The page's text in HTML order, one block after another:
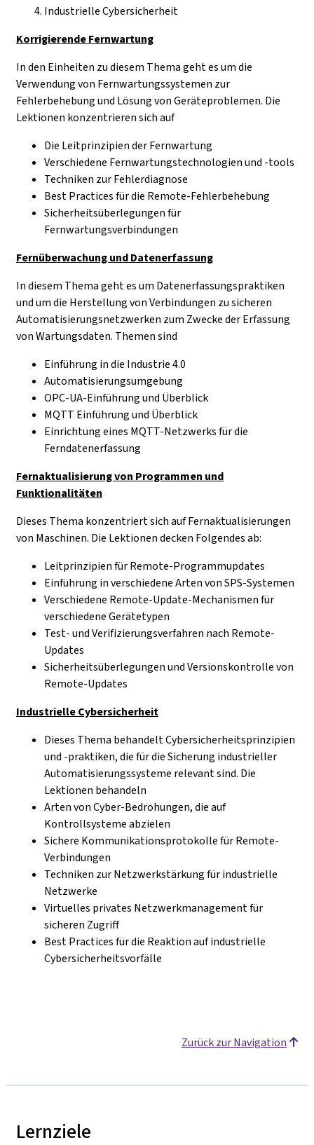
Industrielle Cybersicherheit
Korrigierende Fernwartung
In den Einheiten zu diesem Thema geht es um die
Verwendung von Fernwartungssystemen zur
Fehlerbehebung und Lösung von Geräteproblemen. Die
Lektionen konzentrieren sich auf
Die Leitprinzipien der Fernwartung
Verschiedene Fernwartungstechnologien und -tools
Techniken zur Fehlerdiagnose
Best Practices für die Remote-Fehlerbehebung
Sicherheitsüberlegungen für
Fernwartungsverbindungen
Fernüberwachung und Datenerfassung
In diesem Thema geht es um Datenerfassungspraktiken
und um die Herstellung von Verbindungen zu sicheren
Automatisierungsnetzwerken zum Zwecke der Erfassung
von Wartungsdaten. Themen sind
Einführung in die Industrie 4.0
Automatisierungsumgebung
OPC-UA-Einführung und Überblick
MQTT Einführung und Überblick
Einrichtung eines MQTT-Netzwerks für die
Ferndatenerfassung
Fernaktualisierung von Programmen und
Funktionalitäten
Dieses Thema konzentriert sich auf Fernaktualisierungen
von Maschinen. Die Lektionen decken Folgendes ab:
Leitprinzipien für Remote-Programmupdates
Einführung in verschiedene Arten von SPS-Systemen
Verschiedene Remote-Update-Mechanismen für
verschiedene Gerätetypen
Test- und Verifizierungsverfahren nach Remote-
Updates
Sicherheitsüberlegungen und Versionskontrolle von
Remote-Updates
Industrielle Cybersicherheit
Dieses Thema behandelt Cybersicherheitsprinzipien
und -praktiken, die für die Sicherung industrieller
Automatisierungssysteme relevant sind. Die
Lektionen behandeln
Arten von Cyber-Bedrohungen, die auf
Kontrollsysteme abzielen
Sichere Kommunikationsprotokolle für Remote-
Verbindungen
Techniken zur Netzwerkstärkung für industrielle
Netzwerke
Virtuelles privates Netzwerkmanagement für
sicheren Zugriff
Best Practices für die Reaktion auf industrielle
Cybersicherheitsvorfälle
Zurück zur Navigation
Lernziele